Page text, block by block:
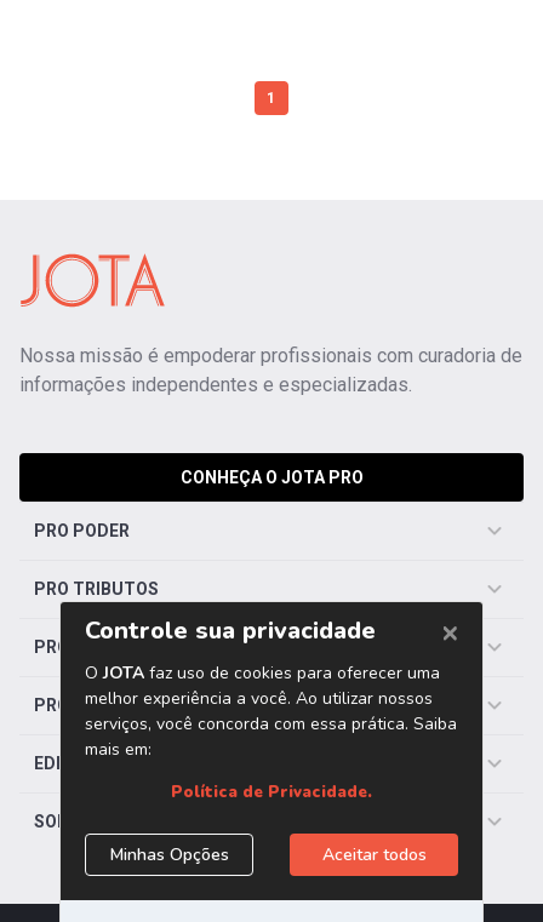
1
Nossa missão é empoderar profissionais com curadoria de
informações independentes e especializadas.
CONHEÇA O JOTA PRO
PRO PODER
PRO TRIBUTOS
PRO TRABALHISTA
PRO SAÚDE
EDITORIAS
SOBRE O JOTA